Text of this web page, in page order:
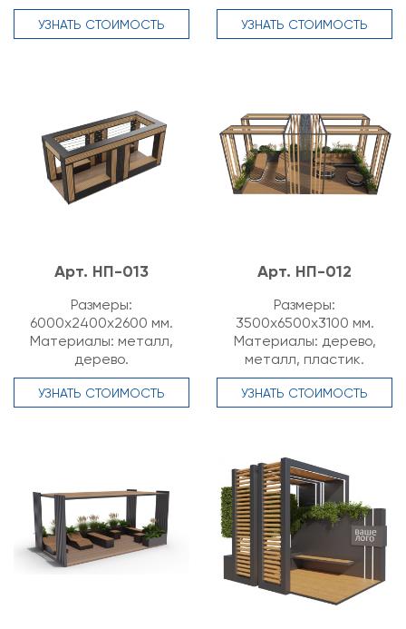
УЗНАТЬ СТОИМОСТЬ УЗНАТЬ СТОИМОСТЬ
Арт. НП-013
Размеры:
6000х2400х2600 мм.
Материалы: металл,
дерево.
УЗНАТЬ СТОИМОСТЬ
Арт. НП-012
Размеры:
3500х6500х3100 мм.
Материалы: дерево,
металл, пластик.
УЗНАТЬ СТОИМОСТЬ